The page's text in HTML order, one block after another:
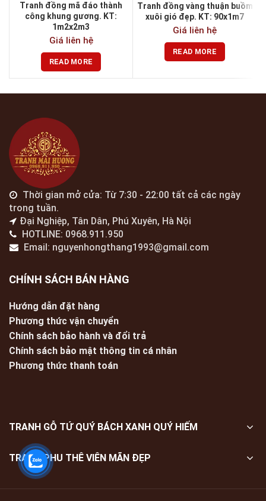
Tranh đồng mã đáo thành
công khung gương. KT:
1m2x2m3
Giá liên hệ
READ MORE
Tranh đồng vàng thuận buồm
xuôi gió đẹp. KT: 90x1m7
Giá liên hệ
READ MORE
Thời gian mở cửa: Từ 7:30 - 22:00 tất cả các ngày
trong tuần.
Đại Nghiệp, Tân Dân, Phú Xuyên, Hà Nội
HOTLINE: 0968.911.950
Email: nguyenhongthang1993@gmail.com
CHÍNH SÁCH BÁN HÀNG
Hướng dẫn đặt hàng
Phương thức vận chuyển
Chính sách bảo hành và đổi trả
Chính sách bảo mật thông tin cá nhân
Phương thức thanh toán
TRANH GỖ TỨ QUÝ BÁCH XANH QUÝ HIẾM
TRANH PHU THÊ VIÊN MÃN ĐẸP